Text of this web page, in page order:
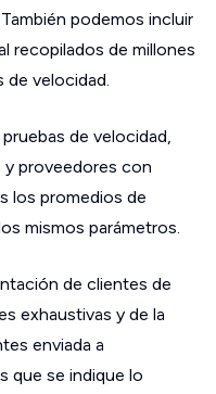
podemos incluir
recopilados de millones
de velocidad.
de velocidad,
y proveedores con
los promedios de
mismos parámetros.
de clientes de
exhaustivas y de la
enviada a
que se indique lo